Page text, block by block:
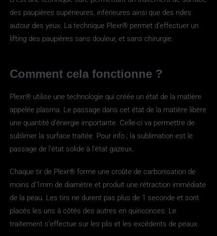
des paupières supérieures, inférieures ainsi que des rides
autour des yeux. La technique Plexr® permet d’effectuer un
lifting des paupières sans douleur, et sans chirurgie.
Comment cela fonctionne ?
Plexr® utilise une technologie qui créée un état de la matière
appelée plasma. Le passage dans cet état de la matière libère
une quantité d’énergie importante. Celle-ci va permettre de
sublimer la surface traitée. Pour info ; la sublimation est le
passage de l’état solide à l’état gazeux.
Chaque tir de Plexr® forme une croûte de carbonisation de
moins d’1mm de diamètre et produit une rétraction immédiate
de la peau. Les tirs ne durent pas plus de 1 seconde et sont
placés les uns à côtés des autres en quinconces. Le
traitement s’effectue sur les plis et les excédents de peaux.